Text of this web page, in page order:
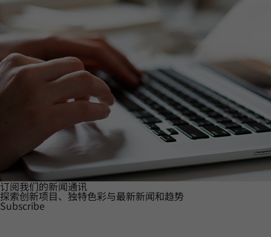
订阅我们的新闻通讯
探索创新项目、独特色彩与最新新闻和趋势
Subscribe